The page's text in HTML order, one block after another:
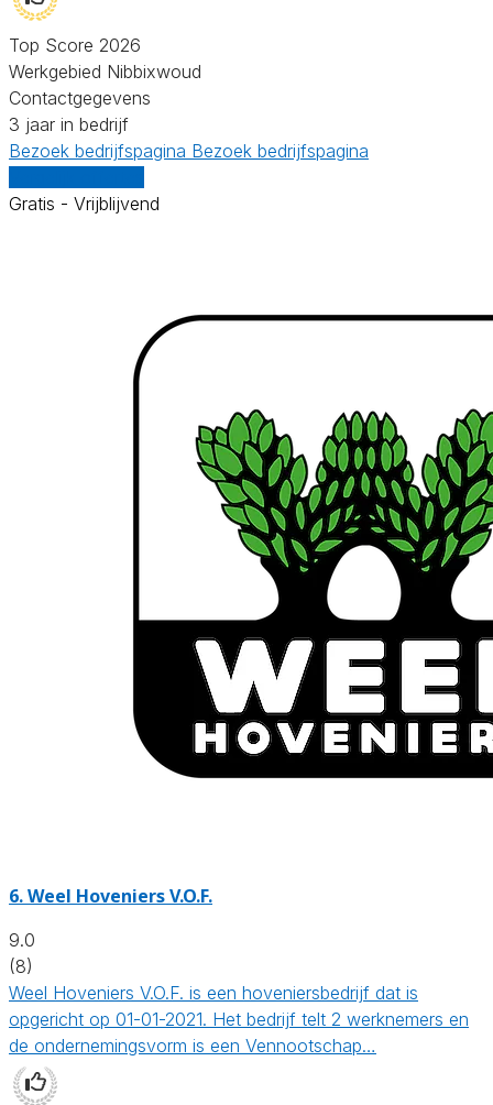
Top Score 2026
Werkgebied Nibbixwoud
Contactgegevens
3 jaar in bedrijf
Bezoek bedrijfspagina Bezoek bedrijfspagina
Gratis - Vrijblijvend
6.Weel Hoveniers V.O.F.
9.0
(8)
Weel Hoveniers V.O.F. is een hoveniersbedrijf dat is
opgericht op 01-01-2021. Het bedrijf telt 2 werknemers en
de ondernemingsvorm is een Vennootschap…